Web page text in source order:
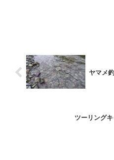
ヤマメ
ツーリング